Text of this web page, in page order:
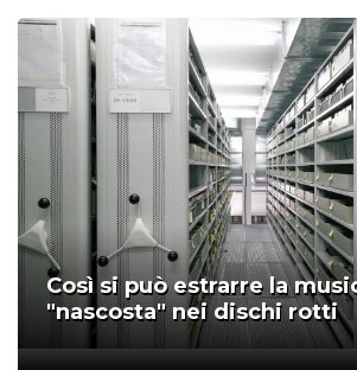
Così si può estrarre la
"nascosta" nei dischi rotti